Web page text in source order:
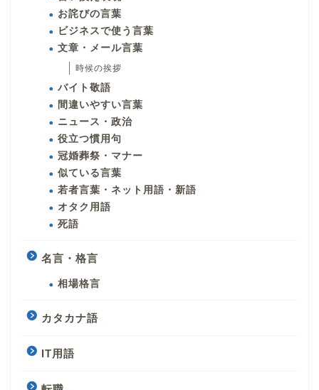
お詫びの言葉
ビジネスで使う言葉
文章・メール言葉
時候の挨拶
バイト敬語
間違いやすい言葉
ニュース・政治
役立つ慣用句
冠婚葬祭・マナー
似ている言葉
若者言葉・ネット用語・新語
オタク用語
死語
名言・格言
相場格言
カタカナ語
IT用語